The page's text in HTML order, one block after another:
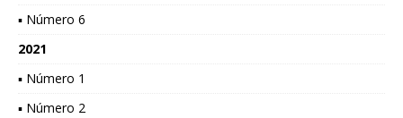
▪ Número 6
2021
▪ Número 1
▪ Número 2